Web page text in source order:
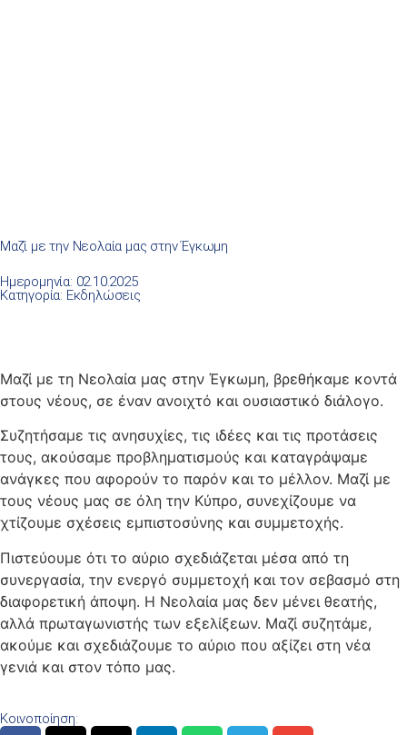
Μαζί με την Νεολαία μας στην Έγκωμη
Ημερομηνία: 02.10.2025
Κατηγορία: Εκδηλώσεις
Μαζί με τη Νεολαία μας στην Έγκωμη, βρεθήκαμε κοντά
στους νέους, σε έναν ανοιχτό και ουσιαστικό διάλογο.
Συζητήσαμε τις ανησυχίες, τις ιδέες και τις προτάσεις
τους, ακούσαμε προβληματισμούς και καταγράψαμε
ανάγκες που αφορούν το παρόν και το μέλλον. Μαζί με
τους νέους μας σε όλη την Κύπρο, συνεχίζουμε να
χτίζουμε σχέσεις εμπιστοσύνης και συμμετοχής.
Πιστεύουμε ότι το αύριο σχεδιάζεται μέσα από τη
συνεργασία, την ενεργό συμμετοχή και τον σεβασμό στη
διαφορετική άποψη. Η Νεολαία μας δεν μένει θεατής,
αλλά πρωταγωνιστής των εξελίξεων. Μαζί συζητάμε,
ακούμε και σχεδιάζουμε το αύριο που αξίζει στη νέα
γενιά και στον τόπο μας.
Κοινοποίηση: